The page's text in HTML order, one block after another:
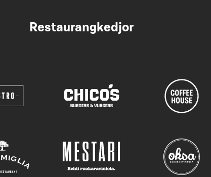
Restaurangkedjor